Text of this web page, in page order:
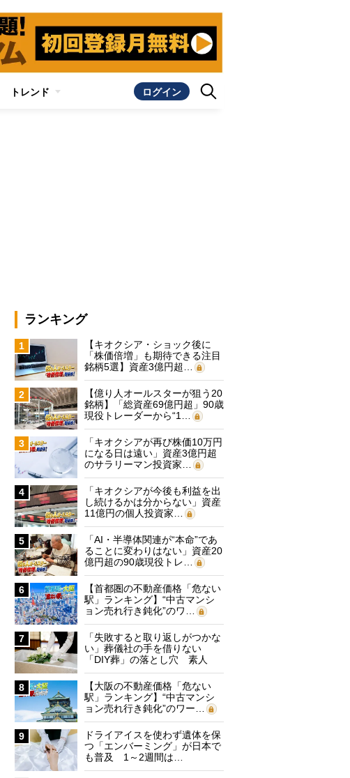
トレンド ログイン
ランキング
1
【キオクシア・ショック後に
「株価倍増」も期待できる注目
銘柄5選】資産3億円超…
2
【億り人オールスターが狙う20
銘柄】「総資産69億円超」90歳
現役トレーダーから“1…
3
「キオクシアが再び株価10万円
になる日は遠い」資産3億円超
のサラリーマン投資家…
4
「キオクシアが今後も利益を出
し続けるかは分からない」資産
11億円の個人投資家…
5
「AI・半導体関連が“本命”であ
ることに変わりはない」資産20
億円超の90歳現役トレ…
6
【首都圏の不動産価格「危ない
駅」ランキング】“中古マンシ
ョン売れ行き鈍化”のワ…
7
「失敗すると取り返しがつかな
い」葬儀社の手を借りない
「DIY葬」の落とし穴 素人
に…
8
【大阪の不動産価格「危ない
駅」ランキング】“中古マンシ
ョン売れ行き鈍化”のワー…
9
ドライアイスを使わず遺体を保
つ「エンバーミング」が日本で
も普及 1～2週間は…